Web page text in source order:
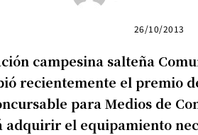
26/10/2013
campesina salteña
recientemente el premio
para Medios de
el equipamiento